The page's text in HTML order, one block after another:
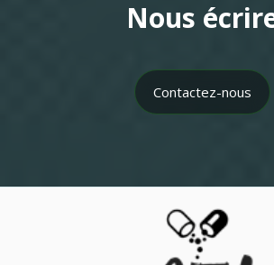
Nous
Contactez-nous